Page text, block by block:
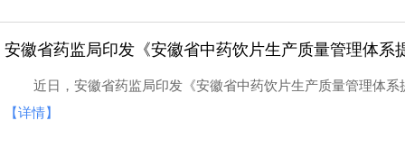
安徽省药监局印发《安徽省中药饮片生产质量管理体系
近日，安徽省药监局印发《安徽省中药饮片生产质量管理体
【详情】